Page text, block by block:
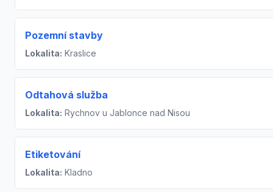
Pozemní stavby
Lokalita: Kraslice
Odtahová služba
Lokalita: Rychnov u Jablonce nad Nisou
Etiketování
Lokalita: Kladno